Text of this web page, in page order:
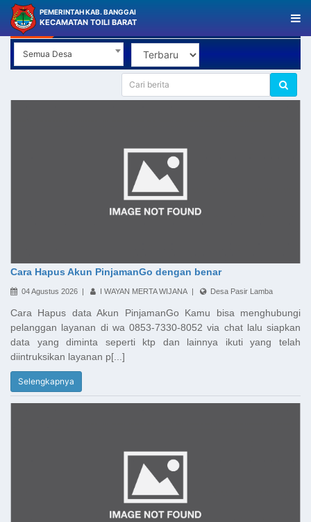
PEMERINTAH KAB. BANGGAI
KECAMATAN TOILI BARAT
Berita Desa
Semua Desa
Cara Hapus Akun PinjamanGo dengan benar
04 Agustus 2026 | I WAYAN MERTA WIJANA | Desa Pasir Lamba
Cara Hapus data Akun PinjamanGo Kamu bisa menghubungi
pelanggan layanan di wa 0853-7330-8052 via chat lalu siapkan
data yang diminta seperti ktp dan lainnya ikuti yang telah
diintruksikan layanan p[...]
Selengkapnya